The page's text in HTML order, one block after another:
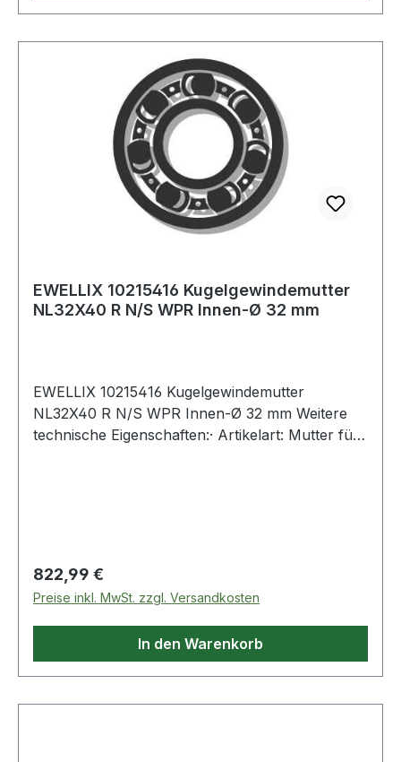
EWELLIX 10215416 Kugelgewindemutter
NL32X40 R N/S WPR Innen-Ø 32 mm
EWELLIX 10215416 Kugelgewindemutter
NL32X40 R N/S WPR Innen-Ø 32 mm Weitere
technische Eigenschaften:· Artikelart: Mutter für
Regulärer Preis:
822,99 €
Preise inkl. MwSt. zzgl. Versandkosten
In den Warenkorb